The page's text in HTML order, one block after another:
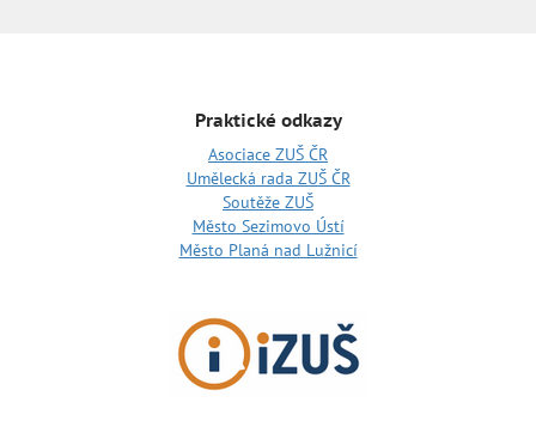
Praktické odkazy
Asociace ZUŠ ČR
Umělecká rada ZUŠ ČR
Soutěže ZUŠ
Město Sezimovo Ústí
Město Planá nad Lužnicí